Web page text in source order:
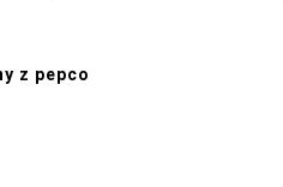
z pepco